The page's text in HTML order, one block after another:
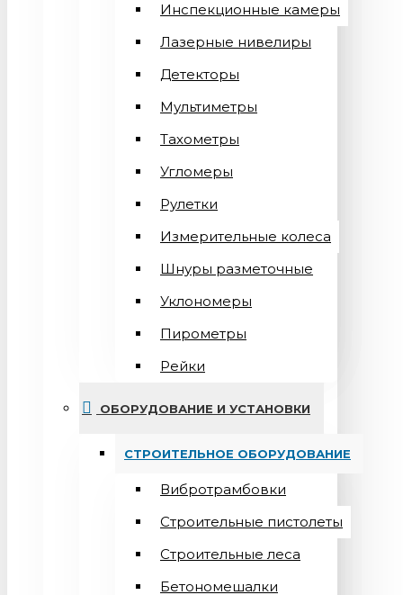
Инспекционные камеры
Лазерные нивелиры
Детекторы
Мультиметры
Тахометры
Угломеры
Рулетки
Измерительные колеса
Шнуры разметочные
Уклономеры
Пирометры
Рейки
ОБОРУДОВАНИЕ И УСТАНОВКИ
СТРОИТЕЛЬНОЕ ОБОРУДОВАНИЕ
Вибротрамбовки
Строительные пистолеты
Строительные леса
Бетономешалки